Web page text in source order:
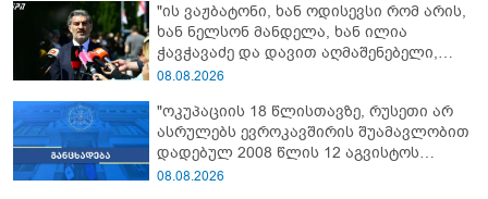
რაც მოხდა, ეს იყო ის, რომ სააკაშვილის
რეჟიმმა დაბომბა ცხინვალი"
"ის ვაჟბატონი, ხან ოდისევსი რომ არის,
ხან ნელსონ მანდელა, ხან ილია
ჭავჭავაძე და დავით აღმაშენებელი,
სინამდვილეში, ერთი საცოდავი,
08.08.2026
"ოკუპაციის 18 წლისთავზე, რუსეთი არ
ასრულებს ევროკავშირის შუამავლობით
დადებულ 2008 წლის 12 აგვისტოს
ცეცხლის შეწყვეტის შეთანხმებას - მეტიც,
08.08.2026